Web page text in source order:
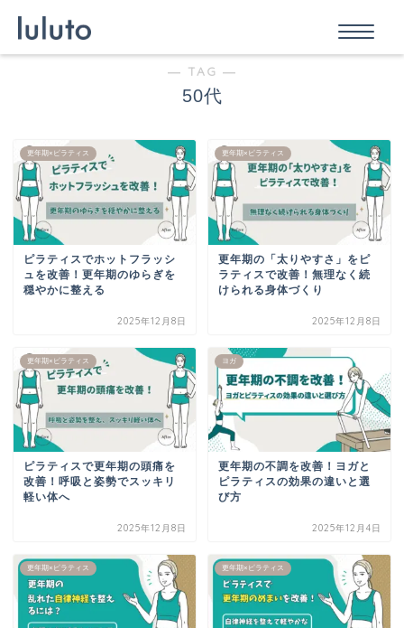
― TAG ―
50代
更年期×ピラティス
ピラティスでホットフラッシ
ュを改善！更年期のゆらぎを
穏やかに整える
2025年12月8日
更年期×ピラティス
更年期の「太りやすさ」をピ
ラティスで改善！無理なく続
けられる身体づくり
2025年12月8日
更年期×ピラティス
ピラティスで更年期の頭痛を
改善！呼吸と姿勢でスッキリ
軽い体へ
2025年12月8日
ヨガ
更年期の不調を改善！ヨガと
ピラティスの効果の違いと選
び方
2025年12月4日
更年期×ピラティス 更年期×ピラティス